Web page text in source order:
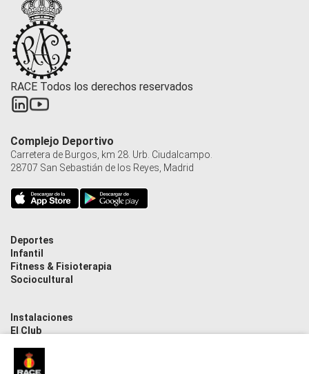
RACE Todos los derechos reservados
Deportes
Infantil
Fitness & Fisioterapia
Sociocultural
Instalaciones
El Club
Actualidad
Complejo Deportivo
Carretera de Burgos, km 28. Urb. Ciudalcampo.
28707 San Sebastián de los Reyes, Madrid